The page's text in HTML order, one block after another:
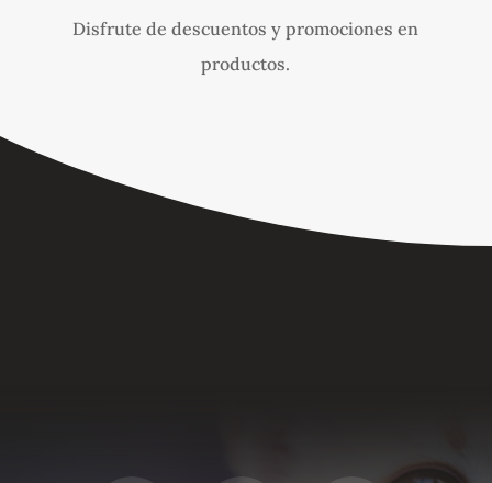
Disfrute de descuentos y promociones en
productos.